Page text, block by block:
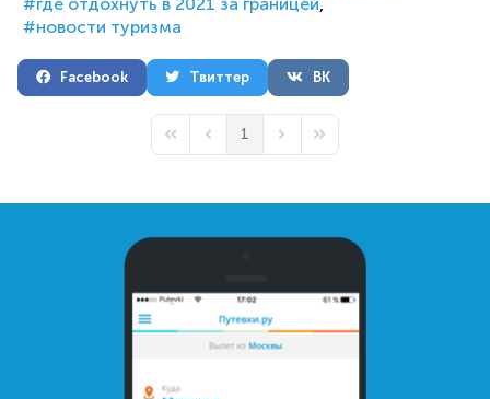
новости туризма
Facebook Твиттер ВК
First PagePrevious Page
1 Next PageLast Page